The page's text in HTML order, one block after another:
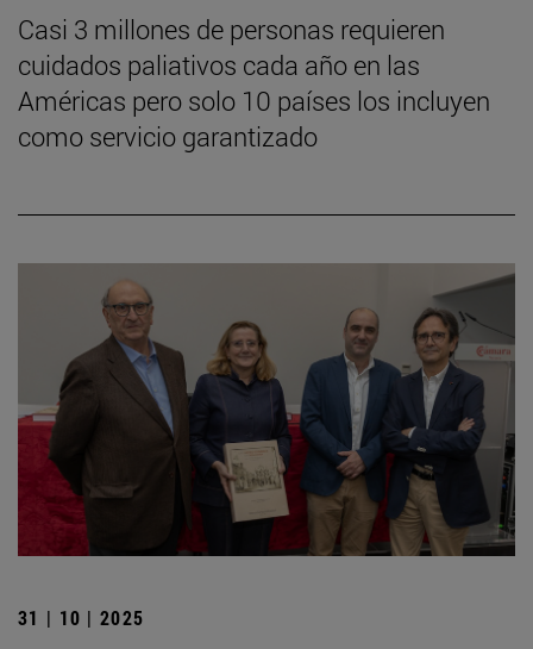
Casi 3 millones de personas requieren
cuidados paliativos cada año en las
Américas pero solo 10 países los incluyen
como servicio garantizado
31 | 10 | 2025